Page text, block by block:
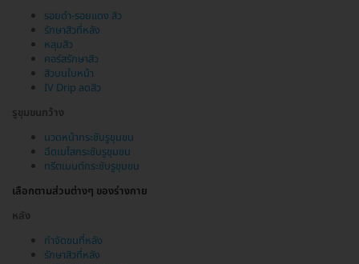
รอยดำ-รอยแดง สิว
รักษาสิวที่หลัง
หลุมสิว
คอร์สรักษาสิว
สิวบนใบหน้า
IV Drip ลดสิว
รูขุมขนกว้าง
นวดหน้ากระชับรูขุมขน
ฉีดเมโสกระชับรูขุมขน
ทรีตเมนต์กระชับรูขุมขน
เลือกตามส่วนต่างๆ ของร่างกาย
หลัง
กำจัดขนที่หลัง
รักษาสิวที่หลัง